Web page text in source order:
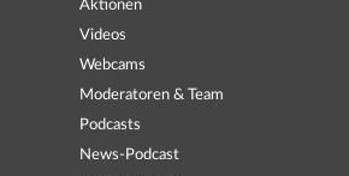
Aktionen
Videos
Webcams
Moderatoren & Team
Podcasts
News-Podcast